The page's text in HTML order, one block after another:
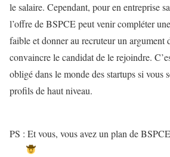
le salaire. Cependant, pour en entreprise
l’offre de BSPCE peut venir compléter
faible et donner au recruteur un argument
convaincre le candidat de le rejoindre.
obligé dans le monde des startups si vous
profils de haut niveau.
PS : Et vous, vous avez un plan de